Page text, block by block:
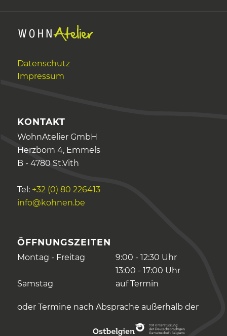
Datenschutz
Impressum
KONTAKT
WohnAtelier GmbH
Herzborn 4, Emmels
B - 4780 St.Vith
Tel: +32 (0) 80 226413
info@kohnen.be
ÖFFNUNGSZEITEN
Montag - Freitag
9:00 - 12:30 Uhr
13:00 - 17:00 Uhr
Samstag
auf Termin
oder Termine nach Absprache außerhalb der